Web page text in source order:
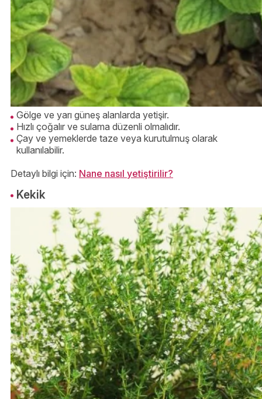
Gölge ve yarı güneş alanlarda yetişir.
Hızlı çoğalır ve sulama düzenli olmalıdır.
Çay ve yemeklerde taze veya kurutulmuş olarak
kullanılabilir.
Detaylı bilgi için: Nane nasıl yetiştirilir?
Kekik